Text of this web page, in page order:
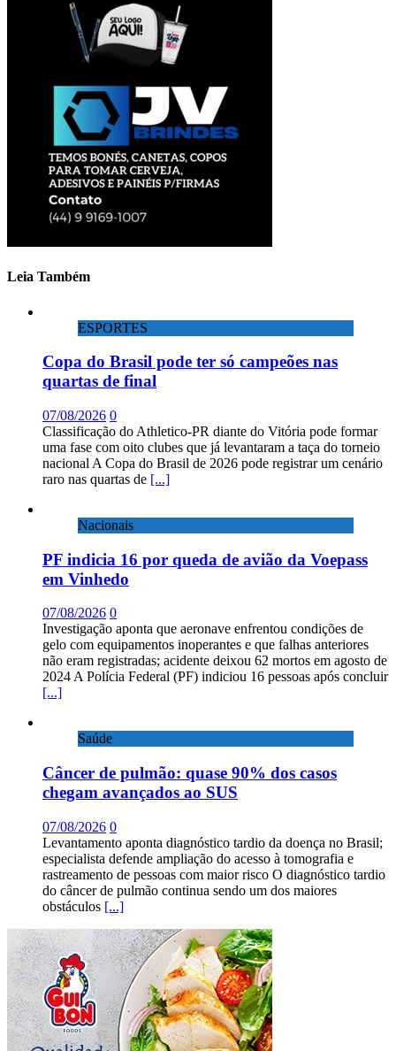
Leia Também
ESPORTES
Copa do Brasil pode ter só campeões nas
quartas de final
07/08/2026 0
Classificação do Athletico-PR diante do Vitória pode formar
uma fase com oito clubes que já levantaram a taça do torneio
nacional A Copa do Brasil de 2026 pode registrar um cenário
raro nas quartas de [...]
Nacionais
PF indicia 16 por queda de avião da Voepass
em Vinhedo
07/08/2026 0
Investigação aponta que aeronave enfrentou condições de
gelo com equipamentos inoperantes e que falhas anteriores
não eram registradas; acidente deixou 62 mortos em agosto de
2024 A Polícia Federal (PF) indiciou 16 pessoas após concluir
[...]
Saúde
Câncer de pulmão: quase 90% dos casos
chegam avançados ao SUS
07/08/2026 0
Levantamento aponta diagnóstico tardio da doença no Brasil;
especialista defende ampliação do acesso à tomografia e
rastreamento de pessoas com maior risco O diagnóstico tardio
do câncer de pulmão continua sendo um dos maiores
obstáculos [...]